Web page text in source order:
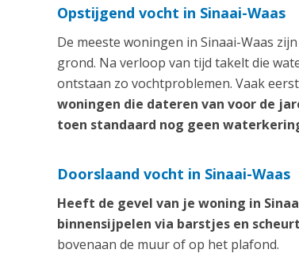
Opstijgend vocht in Sinaai-Waas
De meeste woningen in Sinaai-Waas
grond. Na verloop van tijd takelt die
ontstaan zo vochtproblemen. Vaak
woningen die dateren van voor de
toen standaard nog geen
Doorslaand vocht in Sinaai-Waas
Heeft de gevel van je woning in
binnensijpelen via barstjes en
bovenaan de muur of op het plafond.